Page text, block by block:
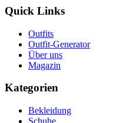
Quick Links
Outfits
Outfit-Generator
Über uns
Magazin
Kategorien
Bekleidung
Schuhe